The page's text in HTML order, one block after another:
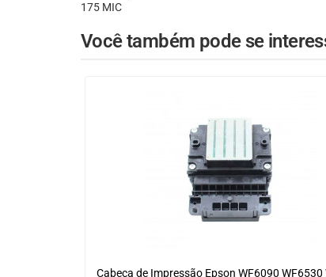
175 MIC
Você também pode se
Cabeça de Impressão Epson WF6090 WF6530